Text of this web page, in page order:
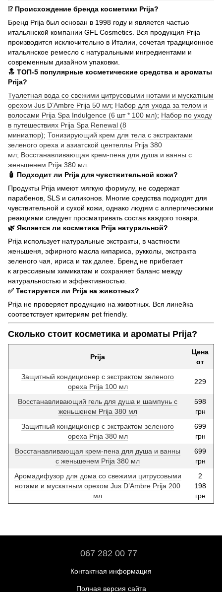
⁉️ Происхождение бренда косметики Prija?
Бренд Prija был основан в 1998 году и является частью
итальянской компании GFL Cosmetics. Вся продукция Prija
производится исключительно в Италии, сочетая традиционное
итальянское ремесло с натуральными ингредиентами и
современным дизайном упаковки.
🔝 ТОП-5 популярные косметические средства и ароматы
Prija?
Туалетная вода со свежими цитрусовыми нотами и мускатным
орехом Jus D’Ambre Prija 50 мл; Набор для ухода за телом и
волосами Prija Spa Indulgence (6 шт * 100 мл); Набор по уходу
в путешествиях Prija Spa Renewal (8
миниатюр); Тонизирующий крем для тела с экстрактами
зеленого ореха и азиатской центеллы Prija 380
мл; Восстанавливающая крем-пена для душа и ванны с
женьшенем Prija 380 мл
🧴 Подходит ли Prija для чувствительной кожи?
Продукты Prija имеют мягкую формулу, не содержат
парабенов, SLS и силиконов. Многие средства подходят для
чувствительной и сухой кожи, однако людям с аллергическими
реакциями следует просматривать состав каждого товара.
🌿 Является ли косметика Prija натуральной?
Prija использует натуральные экстракты, в частности
женьшеня, эфирного масла кипариса, рукколы, экстракта
зеленого чая, ириса и так далее. Бренд не прибегает
к агрессивным химикатам и сохраняет баланс между
натуральностью и эффективностью.
✅ Тестируется ли Prija на животных?
Prija не проверяет продукцию на животных. Вся линейка
соответствует критериям pet friendly.
Сколько стоит косметика и ароматы Prija?
Prija
Цена
от
Защитный кондиционер с экстрактом зеленого
ореха Prija 100 мл
229
Восстанавливающий гель для душа и шампунь с
женьшенем Prija 380 мл
598
грн
Защитный кондиционер с экстрактом зеленого
ореха Prija 380 мл
699
грн
Восстанавливающая крем-пена для душа и ванны
с женьшенем Prija 380 мл
699
грн
Аромадифузор для дома со свежими цитрусовыми
нотами и мускатным орехом Jus D’Ambre Prija 200
мл
2
198
грн
067 282 00 77
Контактная информация
Полная версия сайта